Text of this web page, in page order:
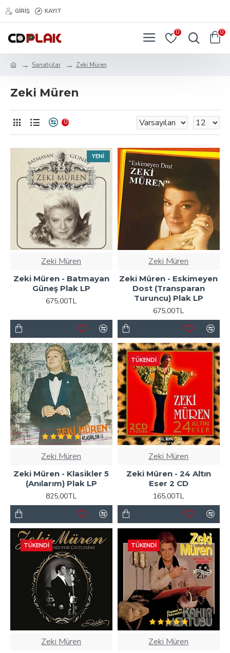
GIRIŞ KAYIT
0 0
Sanatçılar Zeki Müren
Zeki Müren
0
YENI
Zeki Müren
Zeki Müren - Batmayan
Güneş Plak LP
675,00TL
Zeki Müren
Zeki Müren - Eskimeyen
Dost (Transparan
Turuncu) Plak LP
675,00TL
Zeki Müren
Zeki Müren - Klasikler 5
(Anılarım) Plak LP
825,00TL
TÜKENDI
Zeki Müren
Zeki Müren - 24 Altın
Eser 2 CD
165,00TL
TÜKENDI
Zeki Müren
TÜKENDI
Zeki Müren